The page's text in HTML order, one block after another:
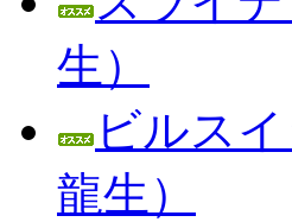
生）
ビルス
龍生）